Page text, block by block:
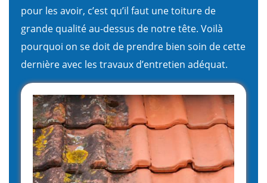
pour les avoir, c’est qu’il faut une toiture de
grande qualité au-dessus de notre tête. Voilà
pourquoi on se doit de prendre bien soin de cette
dernière avec les travaux d’entretien adéquat.